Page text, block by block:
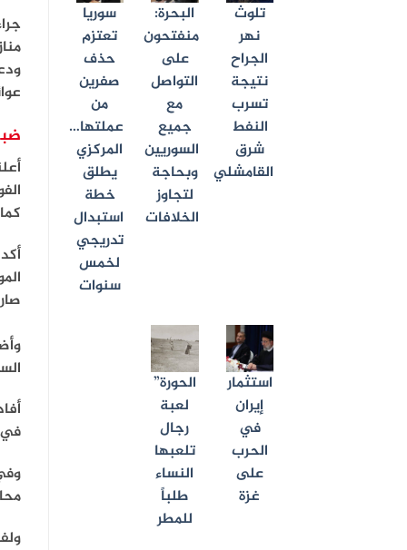
تلوث
نهر
الجراح
نتيجة
تسرب
النفط
شرق
القامشلي
البحرة:
منفتحون
على
التواصل
مع
جميع
السوريين
وبحاجة
لتجاوز
الخلافات
سوريا
تعتزم
حذف
صفرين
من
عملتها…
المركزي
يطلق
خطة
استبدال
تدريجي
لخمس
سنوات
استثمار
إيران
في
الحرب
على
غزة
الحورة”
لعبة
رجال
تلعبها
النساء
طلباً
للمطر
في